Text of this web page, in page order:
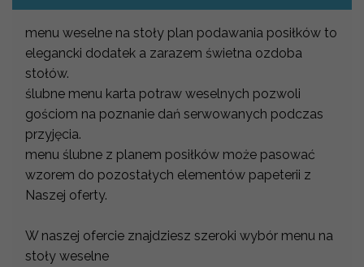
menu weselne na stoły plan podawania posiłków to
elegancki dodatek a zarazem świetna ozdoba
stołów.
ślubne menu karta potraw weselnych pozwoli
gościom na poznanie dań serwowanych podczas
przyjęcia.
menu ślubne z planem posiłków może pasować
wzorem do pozostałych elementów papeterii z
Naszej oferty.
W naszej ofercie znajdziesz szeroki wybór menu na
stoły weselne